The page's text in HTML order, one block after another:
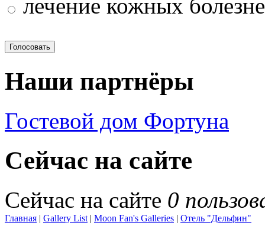
лечение кожных
Наши партнёры
Гостевой дом Фортуна
Сейчас на сайте
Сейчас на сайте 0
Главная | Gallery List | Moon Fan's Galleries | Отель "Дельфин"